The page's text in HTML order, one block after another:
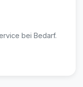
bei Bedarf.